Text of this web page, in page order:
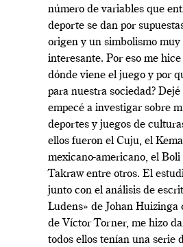
número de variables que
deporte se dan por
origen y un simbolismo muy
interesante. Por eso me
dónde viene el juego y por
para nuestra sociedad?
empecé a investigar sobre
deportes y juegos de
ellos fueron el Cuju, el
mexicano-americano, el Boli
Takraw entre otros. El
junto con el análisis de
Ludens» de Johan Huizinga
de Víctor Torner, me hizo
todos ellos tenían una serie